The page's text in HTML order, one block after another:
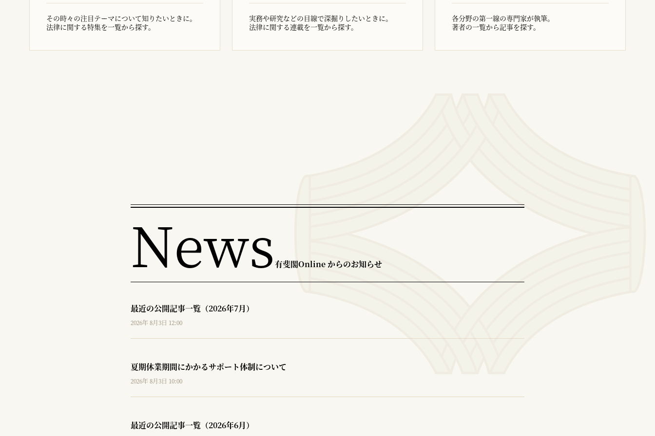
その時々の注目テーマについて知りたいときに。
法律に関する特集を一覧から探す。
実務や研究などの目線で深掘りしたいときに。
法律に関する連載を一覧から探す。
各分野の第一線の専門家が執筆。
著者の一覧から記事を探す。
News 有斐閣Online からのお知らせ
最近の公開記事一覧（2026年7月）
2026年 8月3日 12:00
夏期休業期間にかかるサポート体制について
2026年 8月3日 10:00
最近の公開記事一覧（2026年6月）